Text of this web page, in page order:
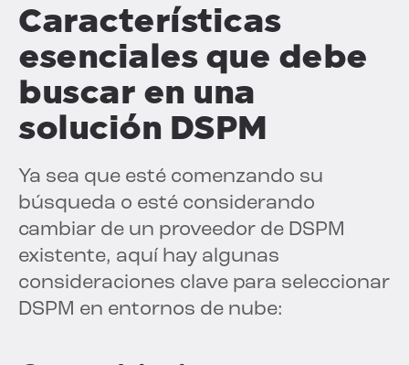
Características
esenciales que debe
buscar en una
solución DSPM
Ya sea que esté comenzando su
búsqueda o esté considerando
cambiar de un proveedor de DSPM
existente, aquí hay algunas
consideraciones clave para seleccionar
DSPM en entornos de nube: